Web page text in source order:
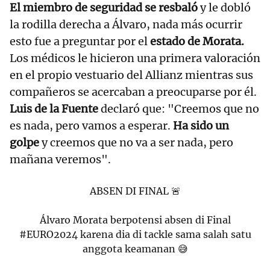
El miembro de seguridad se resbalóy le dobló
la rodilla derecha a Álvaro, nada más ocurrir
esto fue a preguntar por elestado de Morata.
Los médicos le hicieron una primera valoración
en el propio vestuario del Allianz mientras sus
compañeros se acercaban a preocuparse por él.
Luis de la Fuentedeclaró que: "Creemos que no
es nada, pero vamos a esperar. Ha sido un
golpey creemos que no va a ser nada, pero
mañana veremos".
ABSEN DI FINAL 🚨
Álvaro Morata berpotensi absen di Final
#EURO2024karena dia di tackle sama salah satu
anggota keamanan 😅